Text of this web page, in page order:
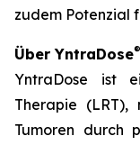
zudem Potenzial
Über YntraDose®
YntraDose ist
Therapie
Tumoren durch